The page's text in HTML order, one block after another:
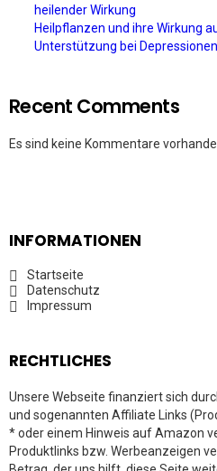
heilender Wirkung
Heilpflanzen und ihre Wirkung
Unterstützung bei Depressionen
Recent Comments
Es sind keine Kommentare
INFORMATIONEN
Startseite
Datenschutz
Impressum
RECHTLICHES
Unsere Webseite finanziert sich
und sogenannten Affiliate Links
* oder einem Hinweis auf Amazon
Produktlinks bzw. Werbeanzeigen